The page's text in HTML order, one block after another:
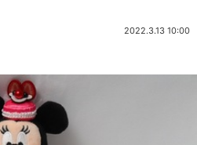
2022.3.13 10:00